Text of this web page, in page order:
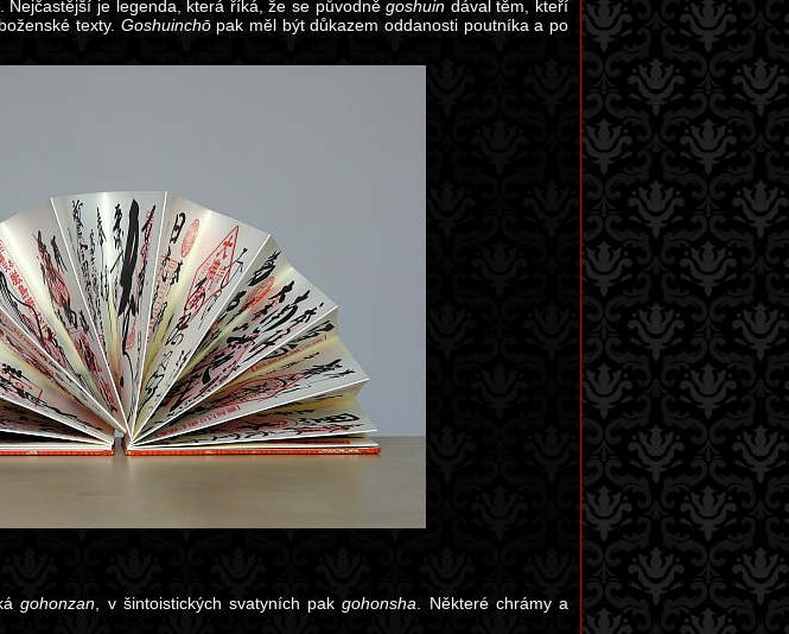
Nejčastější je legenda, která říká, že se původněgoshuin dával těm, kteří
texty. Goshuinchōpak měl být důkazem oddanosti poutníka a po
gohonzan, v šintoistických svatyních pakgohonsha. Některé chrámy a